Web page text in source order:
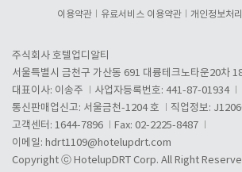
이용약관 유료서비스 이용약관 개인정보처
주식회사 호텔업디알티
서울특별시 금천구 가산동 691 대륭테크노타운20차
대표이사: 이송주
사업자등록번호: 441-87-01934
통신판매업신고: 서울금천-1204 호
직업정보:
고객센터: 1644-7896
Fax: 02-2225-8487
이메일: hdrt1109@hotelupdrt.com
Copyright ⓒ HotelupDRT Corp. All Right